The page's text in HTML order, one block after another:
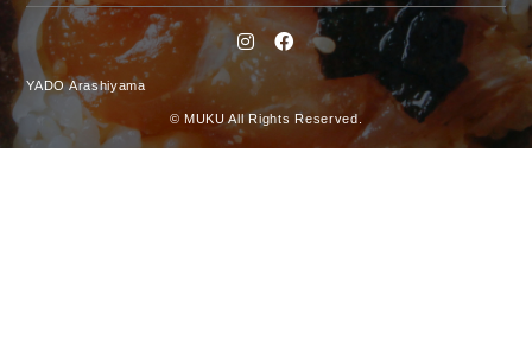
YADO Arashiyama
© MUKU All Rights Reserved.